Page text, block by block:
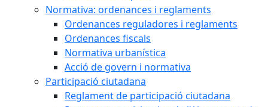
Normativa: ordenances i reglaments
Ordenances reguladores i reglaments
Ordenances fiscals
Normativa urbanística
Acció de govern i normativa
Participació ciutadana
Reglament de participació ciutadana